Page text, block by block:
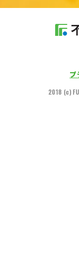
プ
2018 (c)